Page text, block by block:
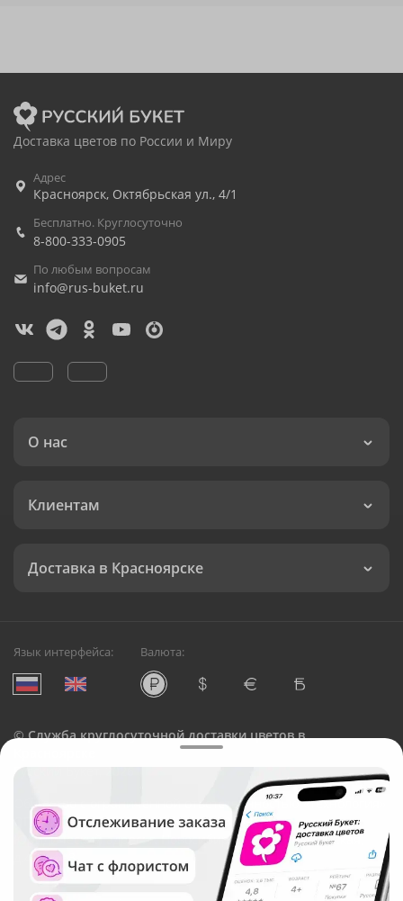
Доставка цветов по России и Миру
Адрес
Красноярск, Октябрьская ул., 4/1
Бесплатно. Круглосуточно
8-800-333-0905
По любым вопросам
info@rus-buket.ru
О нас
Клиентам
Доставка в Красноярске
Язык интерфейса: Валюта:
©Служба круглосуточной доставки цветов в
Русский Букет, 2026
Общество с ограниченной ответственностью «Технология»
ОГРН: 1195476081745, ИНН: 5410081997
Юридический адрес: г. Новосибирск, ул. Ипподромская,
д.42, оф. 3